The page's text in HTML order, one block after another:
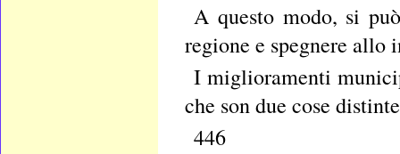
A questo modo, si
regione e spegnere
I miglioramenti
che son due cose
446